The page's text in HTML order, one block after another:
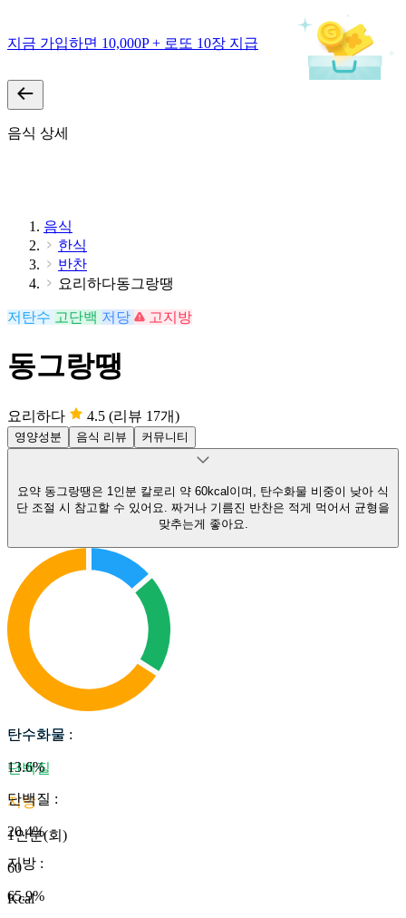
지금 가입하면 10,000P + 로또 10장 지급
음식 상세
음식
한식
반찬
요리하다동그랑땡
저탄수 고단백 저당 고지방
동그랑땡
요리하다 4.5 (리뷰 17개)
영양성분 음식 리뷰 커뮤니티
요약 동그랑땡은 1인분 칼로리 약 60kcal이며, 탄수화물 비중이 낮아 식
단 조절 시 참고할 수 있어요. 짜거나 기름진 반찬은 적게 먹어서 균형을
맞추는게 좋아요.
탄수화물
단백질
지방
1인분(회)
60
Kcal
탄수화물 :
13.6%
단백질 :
20.4%
지방 :
65.9%